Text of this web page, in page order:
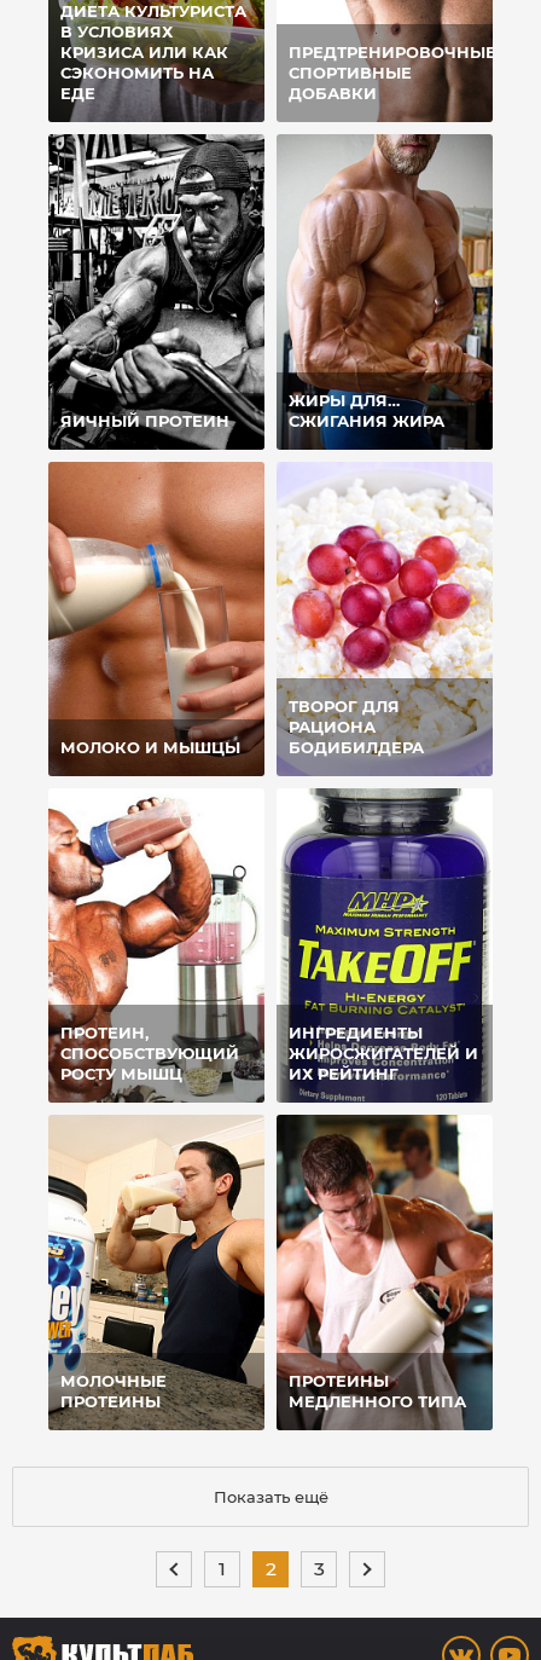
ДИЕТА КУЛЬТУРИСТА
В УСЛОВИЯХ
КРИЗИСА ИЛИ КАК
СЭКОНОМИТЬ НА
ЕДЕ
ПРЕДТРЕНИРОВОЧНЫЕ
СПОРТИВНЫЕ
ДОБАВКИ
ЯИЧНЫЙ ПРОТЕИН
ЖИРЫ ДЛЯ…
СЖИГАНИЯ ЖИРА
МОЛОКО И МЫШЦЫ
ТВОРОГ ДЛЯ
РАЦИОНА
БОДИБИЛДЕРА
ПРОТЕИН,
СПОСОБСТВУЮЩИЙ
РОСТУ МЫШЦ
ИНГРЕДИЕНТЫ
ЖИРОСЖИГАТЕЛЕЙ И
ИХ РЕЙТИНГ
МОЛОЧНЫЕ
ПРОТЕИНЫ
ПРОТЕИНЫ
МЕДЛЕННОГО ТИПА
Показать ещё
1 2 3